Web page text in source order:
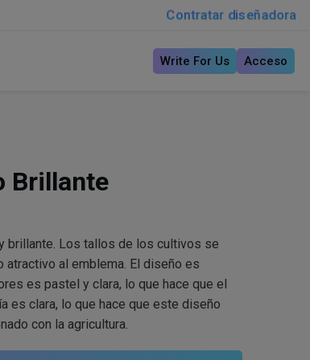
Contratar diseñadora
Write For Us Acceso
Brillante
brillante. Los tallos de los cultivos se
atractivo al emblema. El diseño es
es pastel y clara, lo que hace que el
es clara, lo que hace que este diseño
con la agricultura.